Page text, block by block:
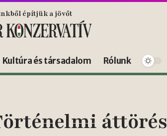
építjük a jövőt
Kultúra és társadalom Rólunk